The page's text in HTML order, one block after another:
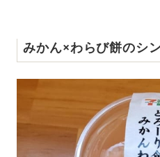
みかん×わらび餅のシ